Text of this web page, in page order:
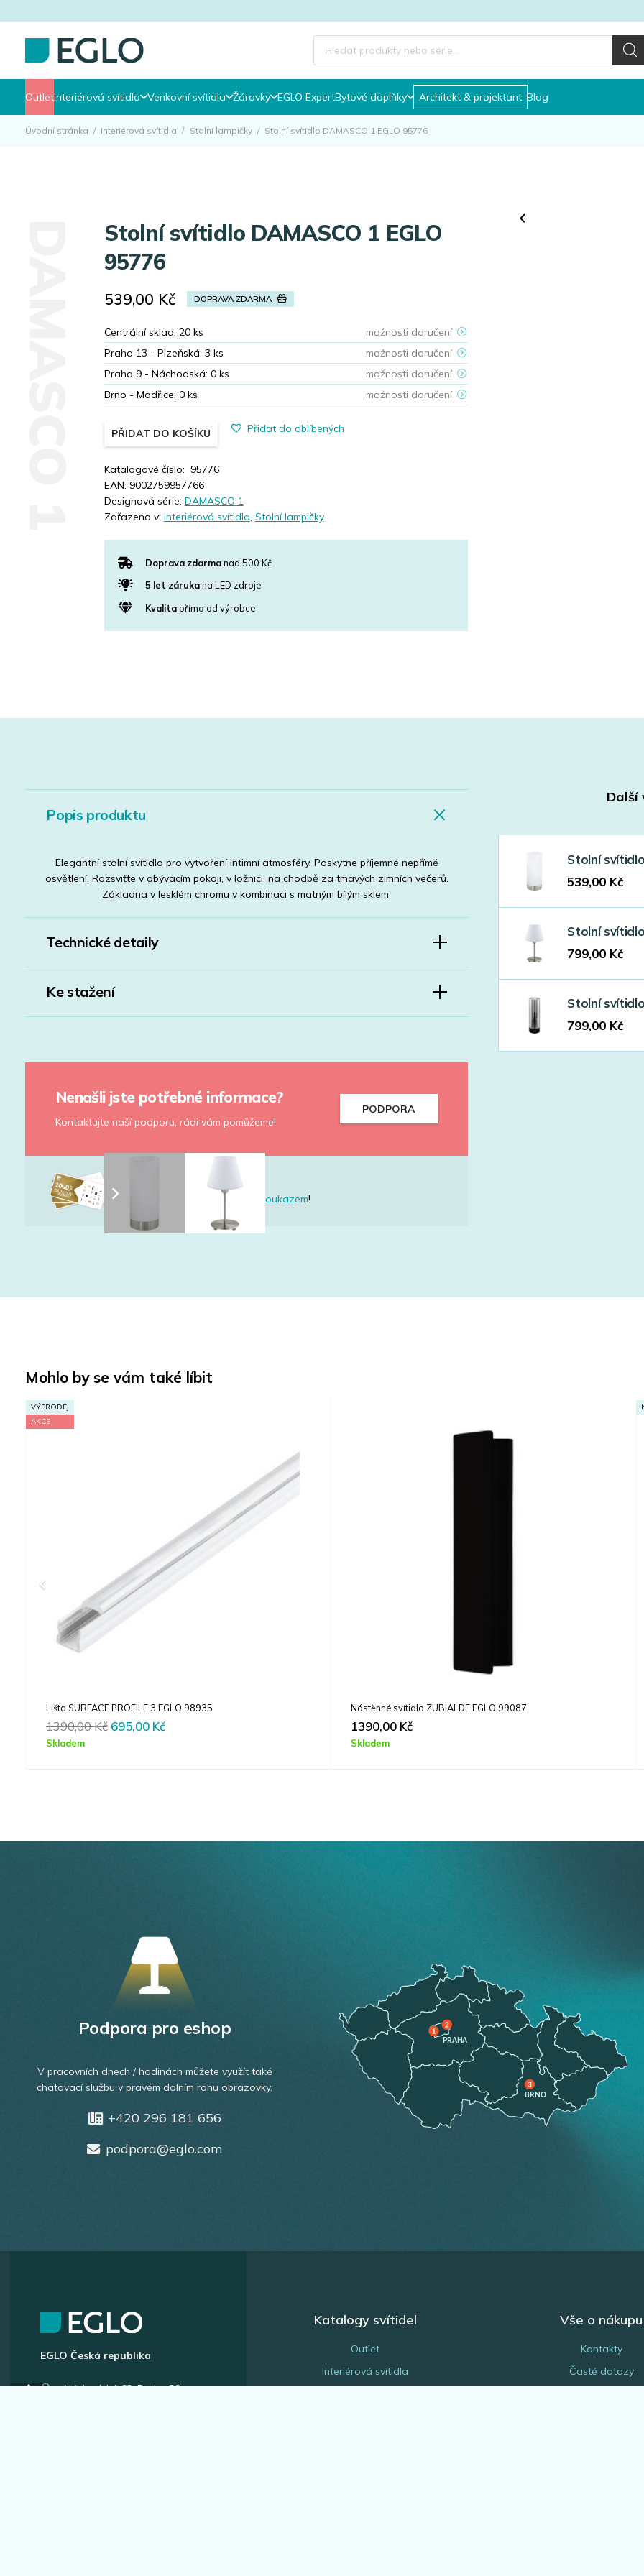
Products
search
OutletInteriérová svítidla Venkovní svítidla Žárovky EGLO ExpertBytové doplňky Architekt & projektant Blog
Úvodní stránka / Interiérová svítidla / Stolní lampičky / Stolní svítidlo DAMASCO 1 EGLO 95776
Stolní svítidlo DAMASCO 1 EGLO
95776
539,00 Kč DOPRAVA ZDARMA
Centrální sklad: 20ks
možnosti doručení
Praha 13 - Plzeňská: 3 ks
možnosti doručení
Praha 9 - Náchodská: 0ks
možnosti doručení
Brno - Modřice: 0ks možnosti doručení
PŘIDAT DO KOŠÍKU Přidat do oblíbených
Katalogové číslo: 95776
EAN: 9002759957766
Designová série: DAMASCO 1
Zařazeno v: Interiérová svítidla Stolní lampičky
Doprava zdarmanad 500 Kč
5 let zárukana LED zdroje
Kvalitapřímo od výrobce
Popis produktu
Elegantní stolní svítidlo pro vytvoření intimní atmosféry. Poskytne příjemné nepřímé
osvětlení. Rozsviťte v obývacím pokoji, v ložnici, na chodbě za tmavých zimních večerů.
Základna v lesklém chromu v kombinaci s matným bílým sklem.
Technické detaily
Ke stažení
Nenašli jste potřebné informace?
Kontaktujte naší podporu, rádi vám pomůžeme!
PODPORA
Nevíte co vybrat?
dárkovým poukazem!
Další
Stolní svítidlo
539,00 Kč
Stolní svítidlo
799,00 Kč
Stolní svítidlo
799,00 Kč
Mohlo by se vám také líbit
SURFACE PROFILE 3 EGLO 98935
KčOriginal
price
695,00KčCurrent
Nástěnné svítidlo ZUBIALDE EGLO 99087
Kč
Podpora pro eshop
V pracovních dnech / hodinách můžete využít také
chatovací službu v pravém dolním rohu obrazovky.
+420 296 181 656
podpora@eglo.com
EGLO Česká republika
Náchodská 63, Praha 20
Katalogy svítidel
Outlet
Interiérová svítidla
Vše o nákupu
Kontakty
Časté dotazy